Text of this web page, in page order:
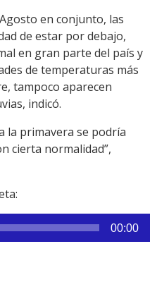
en conjunto, las
de estar por debajo,
en gran parte del país y
de temperaturas más
tampoco aparecen
indicó.
la primavera se podría
cierta normalidad”,
00:00